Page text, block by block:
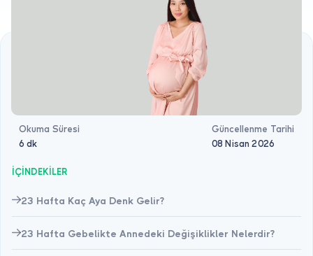
Okuma Süresi
6 dk
Güncellenme Tarihi
08 Nisan 2026
İÇİNDEKİLER
23 Hafta Kaç Aya Denk Gelir?
23 Hafta Gebelikte Annedeki Değişiklikler Nelerdir?